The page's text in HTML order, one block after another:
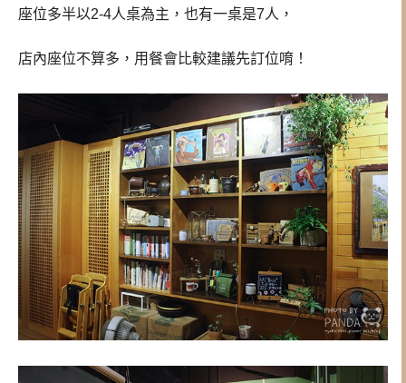
座位多半以2-4人桌為主，也有一桌是7人，
店內座位不算多，用餐會比較建議先訂位唷！